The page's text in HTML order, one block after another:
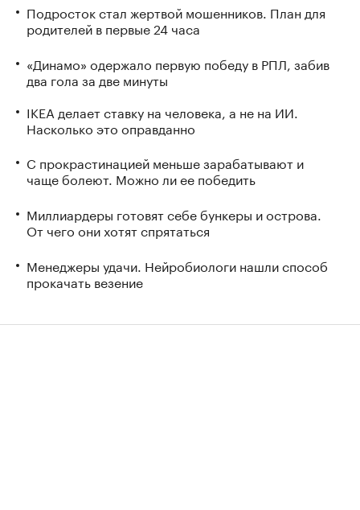
Подросток стал жертвой мошенников. План для
родителей в первые 24 часа
«Динамо» одержало первую победу в РПЛ, забив
два гола за две минуты
IKEA делает ставку на человека, а не на ИИ.
Насколько это оправданно
С прокрастинацией меньше зарабатывают и
чаще болеют. Можно ли ее победить
Миллиардеры готовят себе бункеры и острова.
От чего они хотят спрятаться
Менеджеры удачи. Нейробиологи нашли способ
прокачать везение